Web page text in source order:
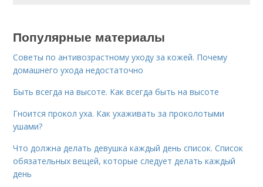
Популярные материалы
Советы по антивозрастному уходу за кожей. Почему
домашнего ухода недостаточно
Быть всегда на высоте. Как всегда быть на высоте
Гноится прокол уха. Как ухаживать за проколотыми
ушами?
Что должна делать девушка каждый день список. Список
обязательных вещей, которые следует делать каждый
день